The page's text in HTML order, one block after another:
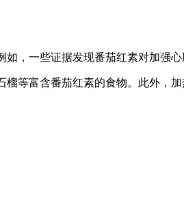
，一些证据发现番茄红素对加强
等富含番茄红素的食物。此外，